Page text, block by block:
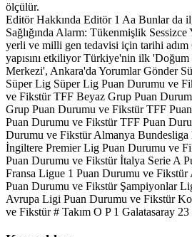
ölçülür.
Editör Hakkında Editör 1 Aa Bunlar da
Sağlığında Alarm: Tükenmişlik
yerli ve milli gen tedavisi için tarihi adım
yapısını etkiliyor Türkiye'nin ilk
Merkezi', Ankara'da Yorumlar Gönder
Süper Lig Süper Lig Puan Durumu ve
ve Fikstür TFF Beyaz Grup Puan
Grup Puan Durumu ve Fikstür TFF
Puan Durumu ve Fikstür TFF Puan
Durumu ve Fikstür Almanya
İngiltere Premier Lig Puan Durumu ve
Puan Durumu ve Fikstür İtalya Serie A
Fransa Ligue 1 Puan Durumu ve
Puan Durumu ve Fikstür Şampiyonlar
Avrupa Ligi Puan Durumu ve Fikstür
ve Fikstür # Takım O P 1 Galatasaray